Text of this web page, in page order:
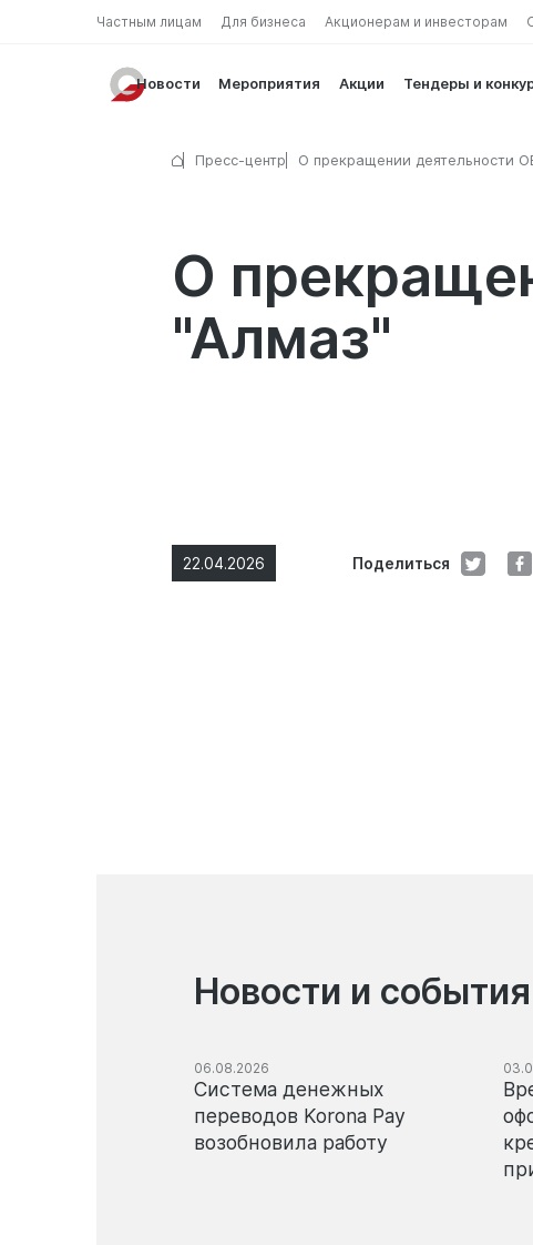
Частным лицам Для бизнеса Акционерам и инвесторам
Новости Мероприятия Акции Тендеры и
Пресс-центр
О прекращении деятельности
О
"Алмаз"
22.04.2026 Поделиться
Новости и события
06.08.2026
Система денежных
переводов Korona Pay
возобновила работу